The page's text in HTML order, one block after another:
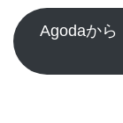
Agodaから